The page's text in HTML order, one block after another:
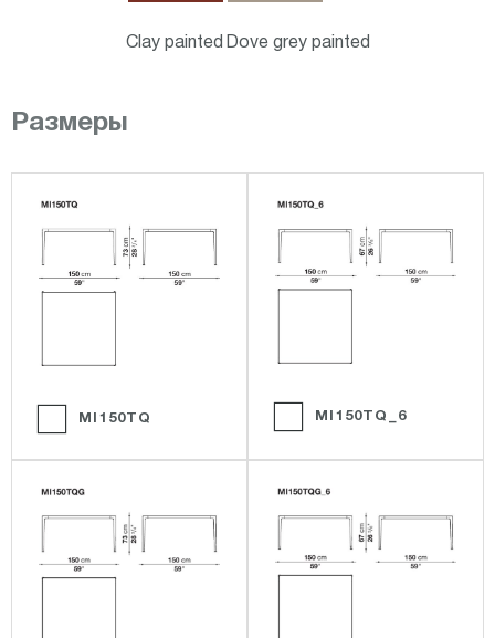
Clay painted Dove grey painted
Размеры
MI150TQ MI150TQ_6